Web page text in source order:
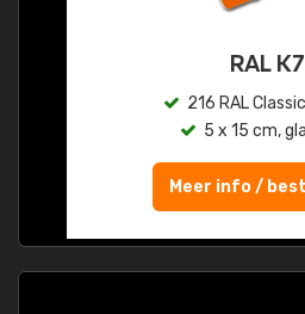
RAL K7
216 RAL
5 x 15 cm,
Meer info /